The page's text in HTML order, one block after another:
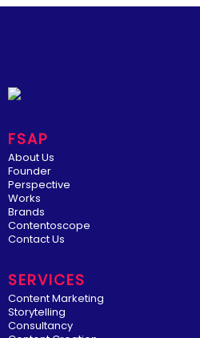
FSAP
About Us
Founder
Perspective
Works
Brands
Contentoscope
Contact Us
SERVICES
Content Marketing
Storytelling
Consultancy